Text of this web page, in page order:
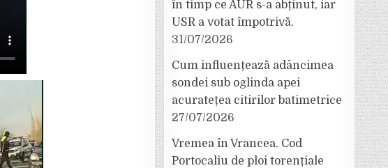
în timp ce AUR s-a abținut, iar
USR a votat împotrivă.
31/07/2026
Cum influențează adâncimea
sondei sub oglinda apei
acuratețea citirilor batimetrice
27/07/2026
Vremea în Vrancea. Cod
Portocaliu de ploi torențiale